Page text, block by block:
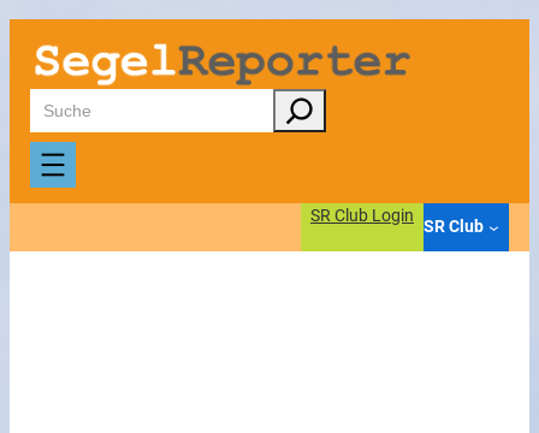
Zum
Inhalt
springen
Suchen
SR Club Login
SR Club